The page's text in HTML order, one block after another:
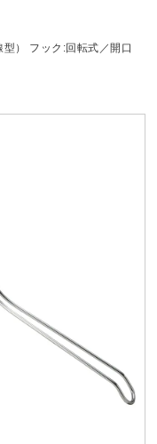
） フック:回転式／開口